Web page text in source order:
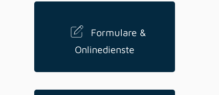
Formulare &
Onlinedienste